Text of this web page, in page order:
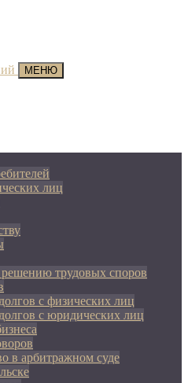
МЕНЮ
лиц
трудовых споров
с физических лиц
с юридических лиц
в арбитражном суде